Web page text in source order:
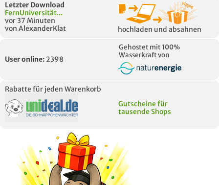
Letzter Download
FernUniversität...
vor 37 Minuten
von AlexanderKlat
hochladen und absahnen
User online: 2398
Gehostet mit 100%
Wasserkraft von
Rabatte für jeden Warenkorb
Gutscheine für
tausende Shops